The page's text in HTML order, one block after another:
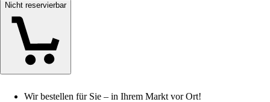
Nicht reservierbar
Wir bestellen für Sie – in Ihrem Markt vor Ort!